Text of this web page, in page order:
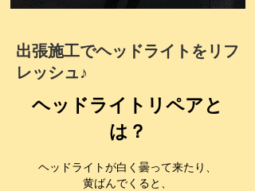
出張施工でヘッドライトをリフ
レッシュ♪
ヘッドライトリペアと
は？
ヘッドライトが白く曇って来たり、
黄ばんでくると、